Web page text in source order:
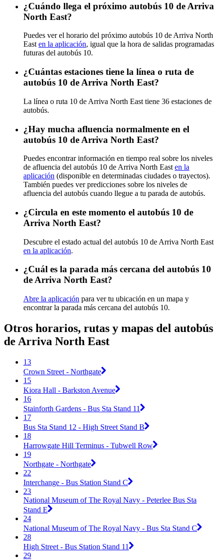
¿Cuándo llega el próximo autobús 10 de Arriva
North East?
Puedes ver el horario del próximo autobús 10 de Arriva North
East en la aplicación, igual que la hora de salidas programadas
futuras del autobús 10.
¿Cuántas estaciones tiene la línea o ruta de
autobús 10 de Arriva North East?
La línea o ruta 10 de Arriva North East tiene 36 estaciones de
autobús.
¿Hay mucha afluencia normalmente en el
autobús 10 de Arriva North East?
Puedes encontrar información en tiempo real sobre los niveles
de afluencia del autobús 10 de Arriva North East en la
aplicación (disponible en determinadas ciudades o trayectos).
También puedes ver predicciones sobre los niveles de
afluencia del autobús cuando llegue a tu parada de autobús.
¿Circula en este momento el autobús 10 de
Arriva North East?
Descubre el estado actual del autobús 10 de Arriva North East
en la aplicación.
¿Cuál es la parada más cercana del autobús 10
de Arriva North East?
Abre la aplicación para ver tu ubicación en un mapa y
encontrar la parada más cercana del autobús 10.
Otros horarios, rutas y mapas del autobús
de Arriva North East
13
Crown Street - Northgate
15
Kiora Hall - Barkston Avenue
16
Stainforth Gardens - Bus Sta Stand 11
17
Bus Sta Stand 12 - High Street Stand B
18
Harrowgate Hill Terminus - Tubwell Row
19
Northgate - Northgate
22
Interchange - Bus Station Stand C
23
National Museum of The Royal Navy - Peterlee Bus Sta
Stand E
24
National Museum of The Royal Navy - Bus Sta Stand C
28
High Street - Bus Station Stand 11
29